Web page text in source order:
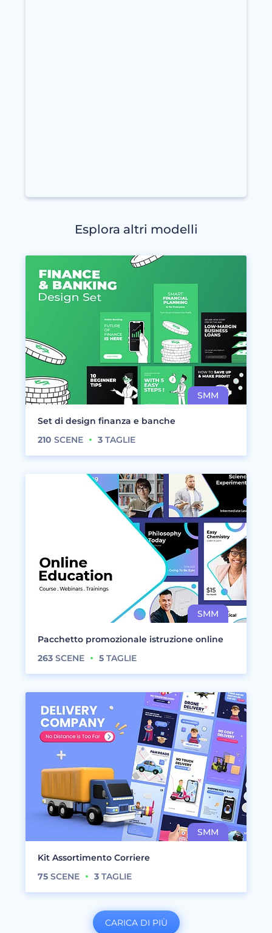
Esplora altri modelli
Set di design finanza e banche
210 SCENE 3 TAGLIE
Pacchetto promozionale istruzione online
263 SCENE 5 TAGLIE
Kit Assortimento Corriere
75 SCENE 3 TAGLIE
CARICA DI PIÙ